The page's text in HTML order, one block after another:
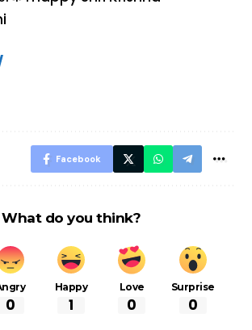
Facebook
What do you think?
0
Happy
1
Love
0
Surprise
0